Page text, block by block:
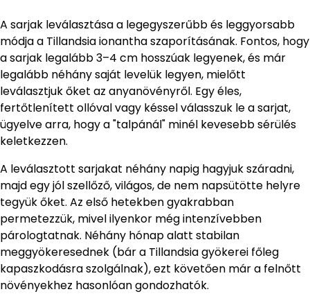
A sarjak leválasztása a legegyszerűbb és leggyorsabb
módja a Tillandsia ionantha szaporításának. Fontos, hogy
a sarjak legalább 3–4 cm hosszúak legyenek, és már
legalább néhány saját levelük legyen, mielőtt
leválasztjuk őket az anyanövényről. Egy éles,
fertőtlenített ollóval vagy késsel válasszuk le a sarjat,
ügyelve arra, hogy a "talpánál" minél kevesebb sérülés
keletkezzen.
A leválasztott sarjakat néhány napig hagyjuk száradni,
majd egy jól szellőző, világos, de nem napsütötte helyre
tegyük őket. Az első hetekben gyakrabban
permetezzük, mivel ilyenkor még intenzívebben
párologtatnak. Néhány hónap alatt stabilan
meggyökeresednek (bár a Tillandsia gyökerei főleg
kapaszkodásra szolgálnak), ezt követően már a felnőtt
növényekhez hasonlóan gondozhatók.